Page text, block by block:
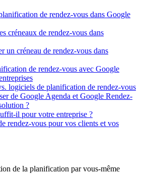
de rendez-vous dans Google
créneaux de rendez-vous dans
un créneau de rendez-vous dans
de rendez-vous avec Google
logiciels de planification de rendez-vous
de Google Agenda et Google Rendez-
?
il pour votre entreprise ?
rendez-vous pour vos clients et vos
de la planification par vous-même